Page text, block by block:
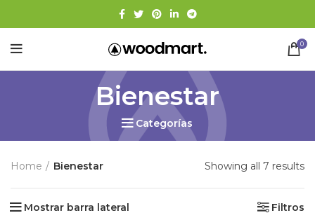
0
Bienestar
Categorías
Home Bienestar Showing all 7 results
Mostrar barra lateral Filtros